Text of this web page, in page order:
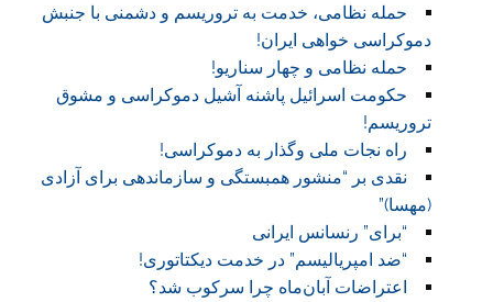
حمله نظامی، خدمت به تروریسم و دشمنی با جنبش
دموکراسی خواهی ایران!
حمله نظامی و چهار سناریو!
حکومت اسرائیل پاشنه آشیل دموکراسی و مشوق
تروریسم!
راه نجات ملی وگذار به دموکراسی!
نقدی بر “منشور همبستگی و سازماندهی برای آزادی
(مهسا)”
“برای” رنسانس ایرانی
“ضد امپریالیسم” در خدمت دیکتاتوری!
اعتراضات آبان‌ماه چرا سرکوب شد؟